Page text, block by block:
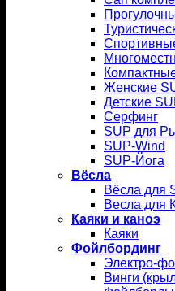
Женские
Детские
Серфинг
SUP для
SUP-Wind
SUP-Йога
Вёсла
Вёсла для
Весла для
Каяки и каноэ
Каяки
Фойлбординг
Электро-
Винги